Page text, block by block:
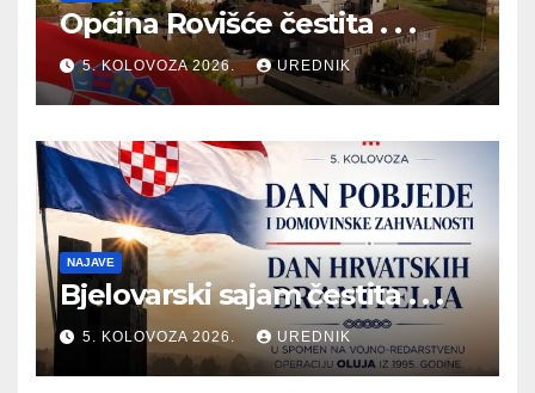
Općina Rovišće čestita . . .
5. KOLOVOZA 2026. UREDNIK
NAJAVE
Bjelovarski sajam čestita . . .
5. KOLOVOZA 2026. UREDNIK